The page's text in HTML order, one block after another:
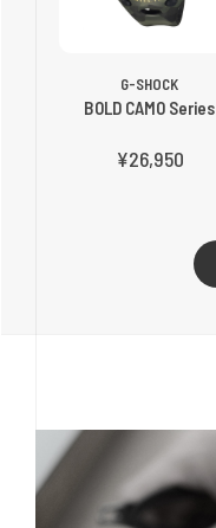
G-SHOCK
BOLD CAMO Series
¥26,950